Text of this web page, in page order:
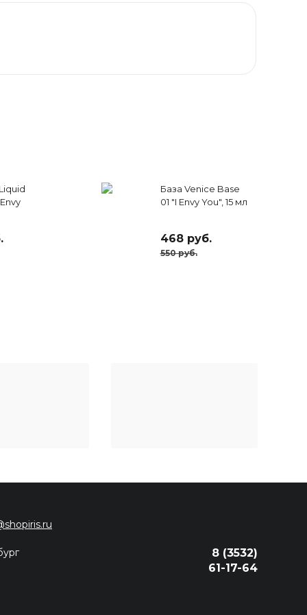
База Venice Base
01 "I Envy You", 15 мл
468 руб.
550 руб.
8 (3532)
61-17-64